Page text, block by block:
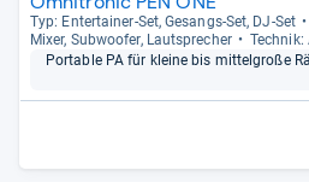
Typ: Enter­tai­ner-​Set, Gesangs-​Set, DJ-​Set
Mixer, Sub­woofer, Laut­spre­cher
Tech­nik:
Por­ta­ble PA für kleine bis mit­tel­große